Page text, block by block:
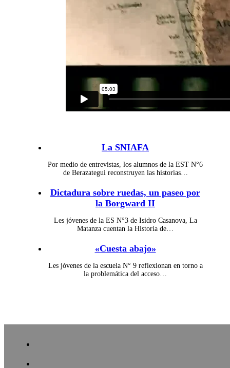
La SNIAFA
Por medio de entrevistas, los alumnos de la EST N°6
de Berazategui reconstruyen las historias…
Dictadura sobre ruedas, un paseo por
la Borgward II
Les jóvenes de la ES N°3 de Isidro Casanova, La
Matanza cuentan la Historia de…
«Cuesta abajo»
Les jóvenes de la escuela N° 9 reflexionan en torno a
la problemática del acceso…